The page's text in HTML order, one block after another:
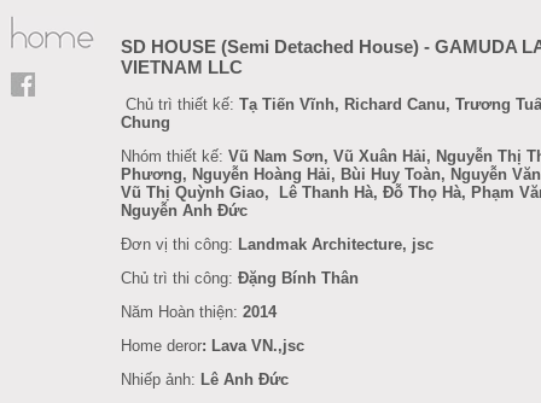
SD HOUSE (Semi Detached House) - GAMUDA
VIETNAM LLC
Chủ trì thiết kế: Tạ Tiến Vĩnh, Richard Canu, Trương
Chung
Nhóm thiết kế: Vũ Nam Sơn, Vũ Xuân Hải, Nguyễn Thị
Phương, Nguyễn Hoàng Hải, Bùi Huy Toàn, Nguyễn
Vũ Thị Quỳnh Giao, Lê Thanh Hà, Đỗ Thọ Hà, Phạm
Nguyễn Anh Đức
Đơn vị thi công: Landmak Architecture, jsc
Chủ trì thi công: Đặng Bính Thân
Năm Hoàn thiện: 2014
Home deror: Lava VN.,jsc
Nhiếp ảnh: Lê Anh Đức